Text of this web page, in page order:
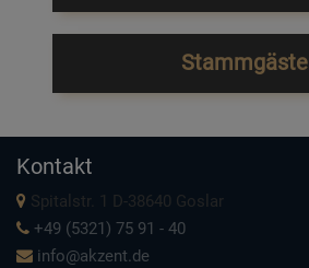
Stammgäste
Kontakt
Spitalstr. 1 D-38640 Goslar
+49 (5321) 75 91 - 40
info@akzent.de